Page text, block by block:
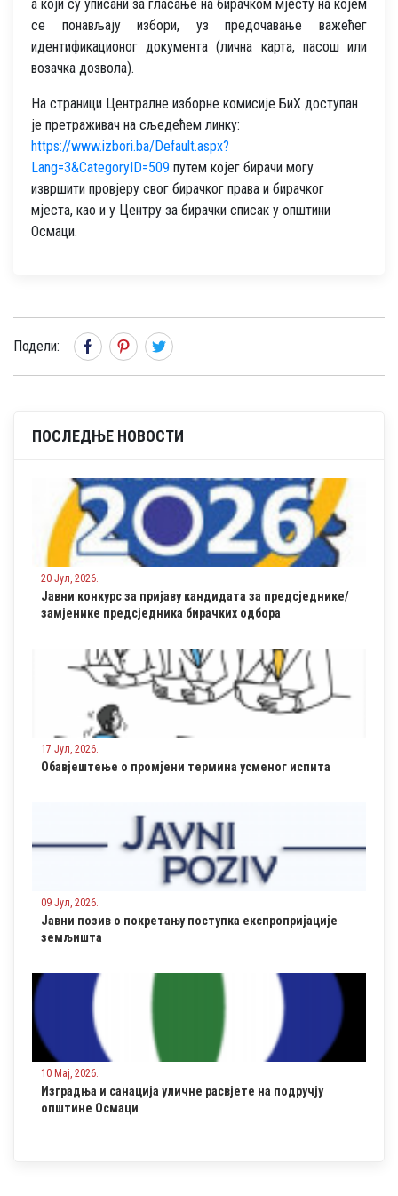
а који су уписани за гласање на бирачком мјесту на којем
се понављају избори, уз предочавање важећег
идентификационог документа (лична карта, пасош или
возачка дозвола).
На страници Централне изборне комисије БиХ доступан
је претраживач на сљедећем линку:
https://www.izbori.ba/Default.aspx?
Lang=3&CategoryID=509 путем којег бирачи могу
извршити провјеру свог бирачког права и бирачког
мјеста, као и у Центру за бирачки списак у општини
Осмаци.
Подели:
ПОСЛЕДЊЕ НОВОСТИ
20 Јул, 2026.
Јавни конкурс за пријаву кандидата за предсједнике/
замјенике предсједника бирачких одбора
17 Јул, 2026.
Обавјештење о промјени термина усменог испита
09 Јул, 2026.
Јавни позив о покретању поступка експропријације
земљишта
10 Мај, 2026.
Изградња и санација уличне расвјете на подручју
општине Осмаци